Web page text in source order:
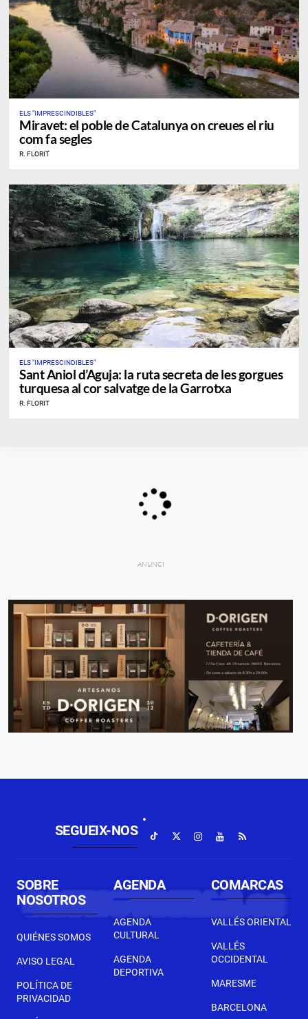
ELS "IMPRESCINDIBLES"
Miravet: el poble de Catalunya on creues el riu
com fa segles
R. FLORIT
ELS "IMPRESCINDIBLES"
Sant Aniol d’Aguja: la ruta secreta de les gorgues
turquesa al cor salvatge de la Garrotxa
R. FLORIT
SEGUEIX-NOS
SOBRE
NOSOTROS
QUIÉNES SOMOS
AVISO LEGAL
POLÍTICA DE
PRIVACIDAD
AGENDA
AGENDA
CULTURAL
AGENDA
DEPORTIVA
COMARCAS
VALLÉS ORIENTAL
VALLÉS
OCCIDENTAL
MARESME
BARCELONA